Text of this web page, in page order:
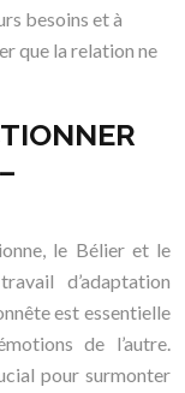
besoins et à
que la relation ne
le Bélier et le
d’adaptation
est essentielle
de l’autre.
pour surmonter